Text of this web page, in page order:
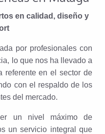
en calidad, diseño y
por profesionales con
lo que nos ha llevado a
referente en el sector de
con el respaldo de los
del mercado.
un nivel máximo de
un servicio integral que